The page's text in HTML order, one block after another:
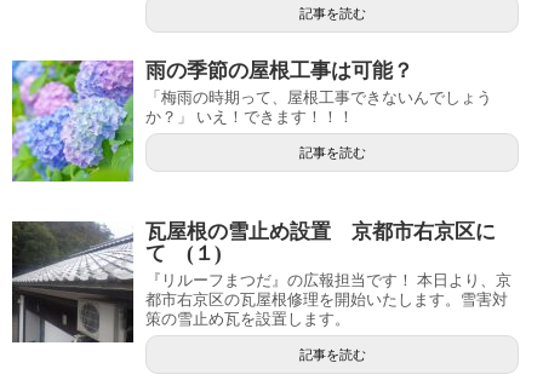
記事を読む
雨の季節の屋根工事は可能？
「梅雨の時期って、屋根工事できないんでしょう
か？」 いえ！できます！！！
記事を読む
瓦屋根の雪止め設置 京都市右京区に
て (１)
『リルーフまつだ』の広報担当です！ 本日より、京
都市右京区の瓦屋根修理を開始いたします。雪害対
策の雪止め瓦を設置します。
記事を読む